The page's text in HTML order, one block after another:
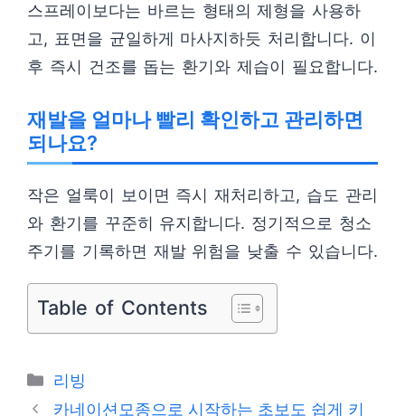
스프레이보다는 바르는 형태의 제형을 사용하
고, 표면을 균일하게 마사지하듯 처리합니다. 이
후 즉시 건조를 돕는 환기와 제습이 필요합니다.
재발을 얼마나 빨리 확인하고 관리하면
되나요?
작은 얼룩이 보이면 즉시 재처리하고, 습도 관리
와 환기를 꾸준히 유지합니다. 정기적으로 청소
주기를 기록하면 재발 위험을 낮출 수 있습니다.
Table of Contents
카
테
리빙
카네이션모종으로 시작하는 초보도 쉽게 키